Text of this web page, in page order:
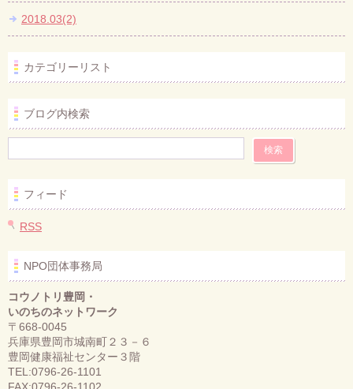
2018.03(2)
カテゴリーリスト
ブログ内検索
フィード
RSS
NPO団体事務局
コウノトリ豊岡・
いのちのネットワーク
〒668-0045
兵庫県豊岡市城南町２３－６
豊岡健康福祉センター３階
TEL:0796-26-1101
FAX:0796-26-1102